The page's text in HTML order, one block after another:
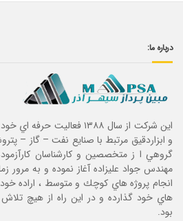
درباره ما:
این شرکت از سال ۱۳۸۸
و ابزاردقيق مرتبط با صنايع نفت – گاز –
گروهي ا ز متخصصين و كارشناسان
مهندس جواد عليزاده آغاز نموده و به مرور
انجام پروژه هاي كوچك و متوسط ، اراده
هاي خود گذارده و در اين راه از هيچ
بود.